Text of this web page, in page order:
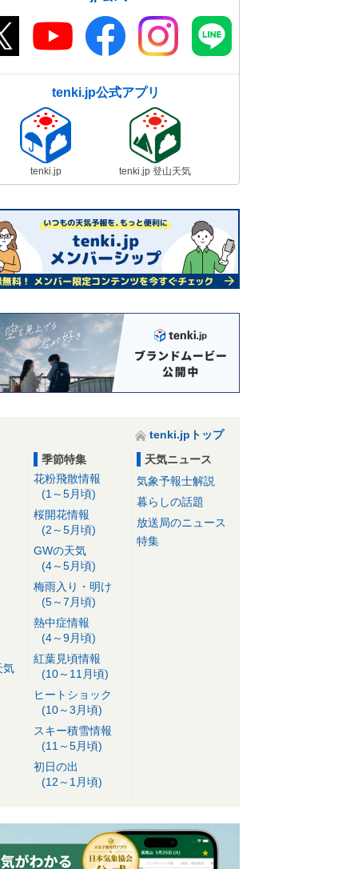
tenki.jp公式アプリ
tenki.jp tenki.jp 登山天気
tenki.jpトップ
気
季節特集
花粉飛散情報
(1～5月頃)
桜開花情報
(2～5月頃)
GWの天気
(4～5月頃)
梅雨入り・明け
(5～7月頃)
熱中症情報
(4～9月頃)
紅葉見頃情報
(10～11月頃)
ヒートショック
(10～3月頃)
スキー積雪情報
(11～5月頃)
初日の出
(12～1月頃)
天気ニュース
気象予報士解説
暮らしの話題
放送局のニュース
特集